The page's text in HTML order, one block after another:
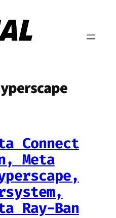
Connect
Meta
Ray-Ban